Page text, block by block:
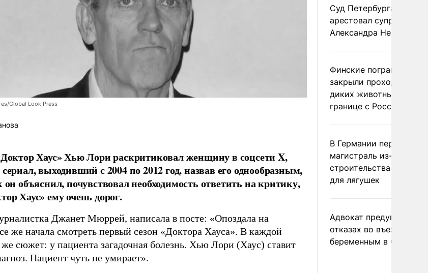
Global Look Press
Хаус» Хью Лори раскритиковал женщину в соцсети X,
выходивший с 2004 по 2012 год, назвав его однообразным,
объяснил, почувствовал необходимость ответить на критику,
Хаус» ему очень дорог.
Джанет Мюррей, написала в посте: «Опоздала на
же начала смотреть первый сезон «Доктора Хауса». В каждой
сюжет: у пациента загадочная болезнь. Хью Лори (Хаус) ставит
Пациент чуть не умирает».
Суд Петербурга заочно
арестовал супругу
Александра Невзорова
Финские пограничники
закрыли проходы для
диких животных на
границе с Россией
В Германии перекрыли
магистраль из-за
строительства
для лягушек
Адвокат предупредил
отказах во въезде
беременным в США